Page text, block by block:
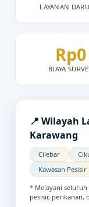
LAYANAN
Rp0
BIAYA
📍 Wilayah
Karawang
Cilebar
Kawasan Pesisir
* Melayani seluruh
pesisir, perikanan,